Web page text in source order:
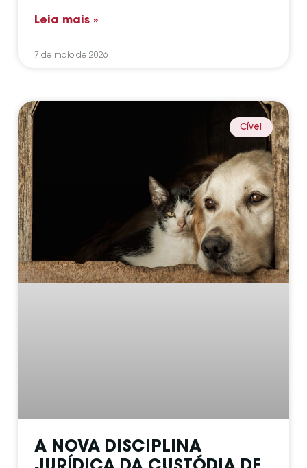
Leia mais »
7 de maio de 2026
Cível
A NOVA DISCIPLINA